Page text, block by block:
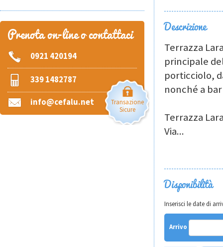
Prenota on-line o contattaci
0921 420194
339 1482787
info@cefalu.net
Transazione
Sicure
Descrizione
Terrazza
principale
porticciolo,
nonché a
Terrazza
Via...
Disponibilità
Inserisci le date di
Arrivo